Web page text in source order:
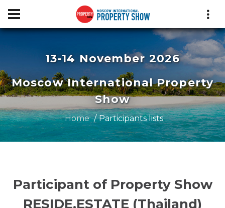
13-14 November 2026
Moscow International Property
Show
Home Participants lists
Participant of Property Show
RESIDE.ESTATE (Thailand)